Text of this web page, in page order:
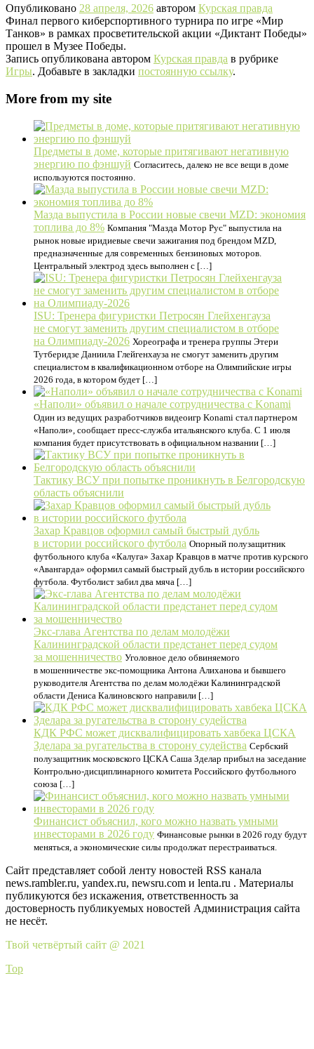
Опубликовано 28 апреля, 2026 автором Курская правда
Финал первого киберспортивного турнира по игре «Мир
Танков» в рамках просветительской акции «Диктант Победы»
прошел в Музее Победы.
Запись опубликована автором Курская правда в рубрике
Игры. Добавьте в закладки постоянную ссылку.
More from my site
Предметы в доме, которые притягивают негативную
энергию по фэншуй Согласитесь, далеко не все вещи в доме
используются постоянно.
Мазда выпустила в России новые свечи MZD: экономия
топлива до 8% Компания "Мазда Мотор Рус" выпустила на
рынок новые иридиевые свечи зажигания под брендом MZD,
предназначенные для современных бензиновых моторов.
Центральный электрод здесь выполнен с […]
ISU: Тренера фигуристки Петросян Глейхенгауза
не смогут заменить другим специалистом в отборе
на Олимпиаду‑2026 Хореографа и тренера группы Этери
Тутберидзе Даниила Глейгенхауза не смогут заменить другим
специалистом в квалификационном отборе на Олимпийские игры
2026 года, в котором будет […]
«Наполи» объявил о начале сотрудничества с Konami
Один из ведущих разработчиков видеоигр Konami стал партнером
«Наполи», сообщает пресс-служба итальянского клуба. С 1 июля
компания будет присутствовать в официальном названии […]
Тактику ВСУ при попытке проникнуть в Белгородскую
область объяснили
Захар Кравцов оформил самый быстрый дубль
в истории российского футбола Опорный полузащитник
футбольного клуба «Калуга» Захар Кравцов в матче против курского
«Авангарда» оформил самый быстрый дубль в истории российского
футбола. Футболист забил два мяча […]
Экс-глава Агентства по делам молодёжи
Калининградской области предстанет перед судом
за мошенничество Уголовное дело обвиняемого
в мошенничестве экс-помощника Антона Алиханова и бывшего
руководителя Агентства по делам молодёжи Калининградской
области Дениса Калиновского направили […]
КДК РФС может дисквалифицировать хавбека ЦСКА
Зделара за ругательства в сторону судейства Сербский
полузащитник московского ЦСКА Саша Зделар прибыл на заседание
Контрольно-дисциплинарного комитета Российского футбольного
союза […]
Финансист объяснил, кого можно назвать умными
инвесторами в 2026 году Финансовые рынки в 2026 году будут
меняться, а экономические силы продолжат перестраиваться.
Сайт представляет собой ленту новостей RSS канала
news.rambler.ru, yandex.ru, newsru.com и lenta.ru . Материалы
публикуются без искажения, ответственность за
достоверность публикуемых новостей Администрация сайта
не несёт.
Твой четвёртый сайт @ 2021
Top